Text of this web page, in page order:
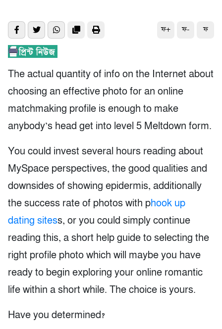
ফ+ ফ- ফ
The actual quantity of info on the Internet about
choosing an effective photo for an online
matchmaking profile is enough to make
anybody’s head get into level 5 Meltdown form.
You could invest several hours reading about
MySpace perspectives, the good qualities and
downsides of showing epidermis, additionally
the success rate of photos with phook up
dating sitess, or you could simply continue
reading this, a short help guide to selecting the
right profile photo which will maybe you have
ready to begin exploring your online romantic
life within a short while. The choice is yours.
Have you determined?